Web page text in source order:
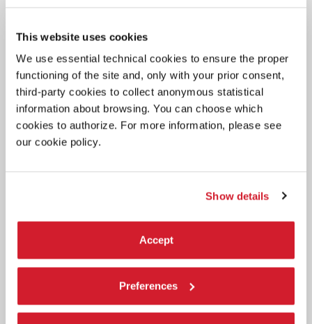
This website uses cookies
We use essential technical cookies to ensure the proper
functioning of the site and, only with your prior consent,
third-party cookies to collect anonymous statistical
information about browsing. You can choose which
cookies to authorize. For more information, please see
our cookie policy.
Show details
Accept
Preferences
BIENNALE TEATRO 2020 - 19 SETTEMBRE 2020
INDUSTRIA INDIPENDENTE